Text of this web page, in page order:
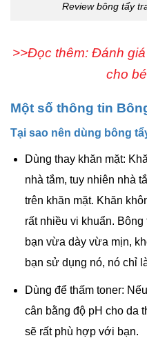
Review bông tẩy
>>Đọc thêm: Đánh
cho
Một số thông tin
Tại sao nên dùng bông
Dùng thay khăn mặt:
nhà tắm, tuy nhiên nhà
trên khăn mặt. Khăn
rất nhiều vi khuẩn.
bạn vừa dày vừa mịn,
bạn sử dụng nó, nó chỉ
Dùng để thấm toner:
cân bằng độ pH cho da
sẽ rất phù hợp với bạn.